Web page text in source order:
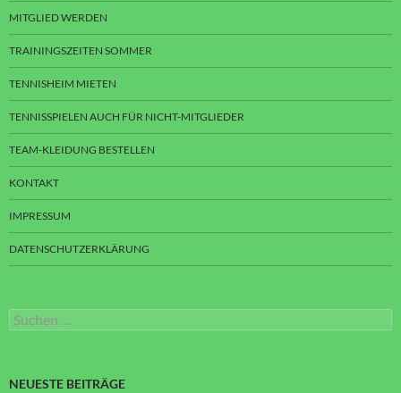
MITGLIED WERDEN
TRAININGSZEITEN SOMMER
TENNISHEIM MIETEN
TENNISSPIELEN AUCH FÜR NICHT-MITGLIEDER
TEAM-KLEIDUNG BESTELLEN
KONTAKT
IMPRESSUM
DATENSCHUTZERKLÄRUNG
Suchen
nach:
NEUESTE BEITRÄGE